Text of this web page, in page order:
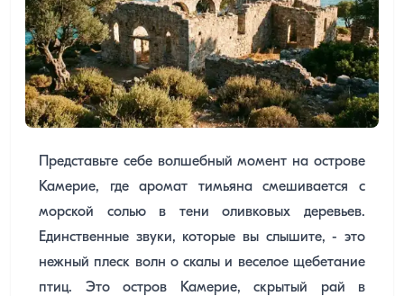
Представьте себе волшебный момент на острове
Камерие, где аромат тимьяна смешивается с
морской солью в тени оливковых деревьев.
Единственные звуки, которые вы слышите, - это
нежный плеск волн о скалы и веселое щебетание
птиц. Это остров Камерие, скрытый рай в